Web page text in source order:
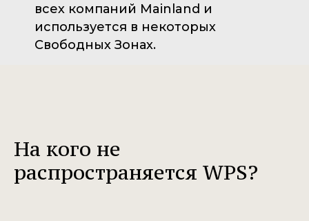
всех компаний Mainland и
используется в некоторых
Свободных Зонах.
На кого не
распространяется WPS?